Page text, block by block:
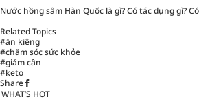
Nước hồng sâm Hàn Quốc là gì? Có tác dụng gì?
Related Topics
#ăn kiêng
#chăm sóc sức khỏe
#giảm cân
#keto
Share
WHAT’S HOT